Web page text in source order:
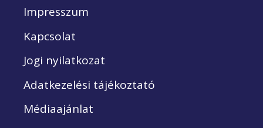
Impresszum
Kapcsolat
Jogi nyilatkozat
Adatkezelési tájékoztató
Médiaajánlat